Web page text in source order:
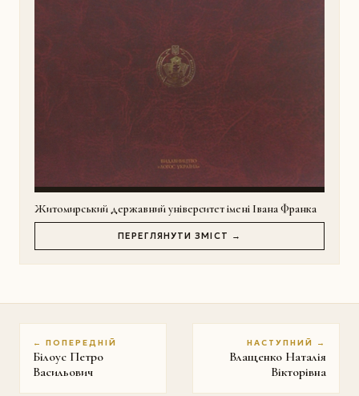
Житомирський державний університет імені Івана Франка
ПЕРЕГЛЯНУТИ ЗМІСТ →
← ПОПЕРЕДНІЙ
Білоус Петро
Васильович
НАСТУПНИЙ →
Влащенко Наталія
Вікторівна